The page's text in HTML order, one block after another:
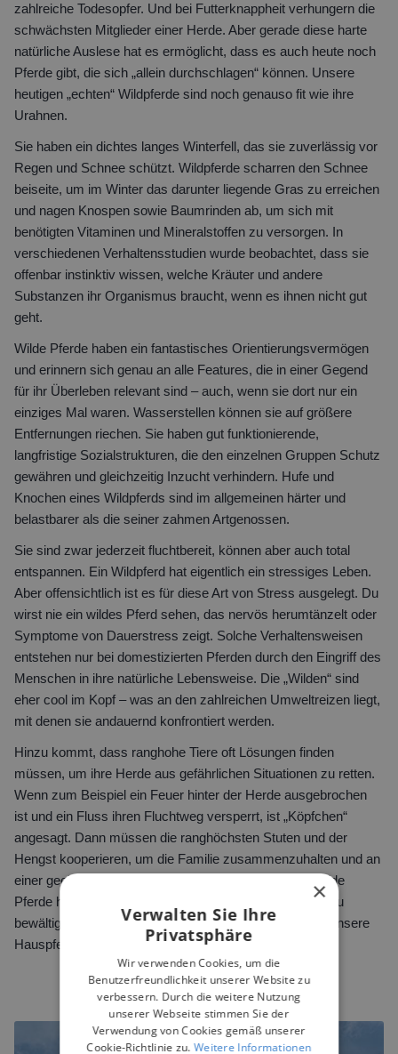
zahlreiche Todesopfer. Und bei Futterknappheit verhungern die
schwächsten Mitglieder einer Herde. Aber gerade diese harte
natürliche Auslese hat es ermöglicht, dass es auch heute noch
Pferde gibt, die sich „allein durchschlagen“ können. Unsere
heutigen „echten“ Wildpferde sind noch genauso fit wie ihre
Urahnen.
Sie haben ein dichtes langes Winterfell, das sie zuverlässig vor
Regen und Schnee schützt. Wildpferde scharren den Schnee
beiseite, um im Winter das darunter liegende Gras zu erreichen
und nagen Knospen sowie Baumrinden ab, um sich mit
benötigten Vitaminen und Mineralstoffen zu versorgen. In
verschiedenen Verhaltensstudien wurde beobachtet, dass sie
offenbar instinktiv wissen, welche Kräuter und andere
Substanzen ihr Organismus braucht, wenn es ihnen nicht gut
geht.
Wilde Pferde haben ein fantastisches Orientierungsvermögen
und erinnern sich genau an alle Features, die in einer Gegend
für ihr Überleben relevant sind – auch, wenn sie dort nur ein
einziges Mal waren. Wasserstellen können sie auf größere
Entfernungen riechen. Sie haben gut funktionierende,
langfristige Sozialstrukturen, die den einzelnen Gruppen Schutz
gewähren und gleichzeitig Inzucht verhindern. Hufe und
Knochen eines Wildpferds sind im allgemeinen härter und
belastbarer als die seiner zahmen Artgenossen.
Sie sind zwar jederzeit fluchtbereit, können aber auch total
entspannen. Ein Wildpferd hat eigentlich ein stressiges Leben.
Aber offensichtlich ist es für diese Art von Stress ausgelegt. Du
wirst nie ein wildes Pferd sehen, das nervös herumtänzelt oder
Symptome von Dauerstress zeigt. Solche Verhaltensweisen
entstehen nur bei domestizierten Pferden durch den Eingriff des
Menschen in ihre natürliche Lebensweise. Die „Wilden“ sind
eher cool im Kopf – was an den zahlreichen Umweltreizen liegt,
mit denen sie andauernd konfrontiert werden.
Hinzu kommt, dass ranghohe Tiere oft Lösungen finden
müssen, um ihre Herde aus gefährlichen Situationen zu retten.
Wenn zum Beispiel ein Feuer hinter der Herde ausgebrochen
ist und ein Fluss ihren Fluchtweg versperrt, ist „Köpfchen“
angesagt. Dann müssen die ranghöchsten Stuten und der
Hengst kooperieren, um die Familie zusammenzuhalten und an
einer geeigneten Stelle ans andere Ufer zu bringen. Wilde
Pferde haben in ihrem Leben viele Herausforderungen zu
bewältigen. Deshalb sind sie oft pfiffiger und cooler als unsere
Hauspferde.
×
Verwalten Sie Ihre
Privatsphäre
Wir verwenden Cookies, um die
Benutzerfreundlichkeit unserer Website zu
verbessern. Durch die weitere Nutzung
unserer Webseite stimmen Sie der
Verwendung von Cookies gemäß unserer
Cookie-Richtlinie zu.Weitere Informationen